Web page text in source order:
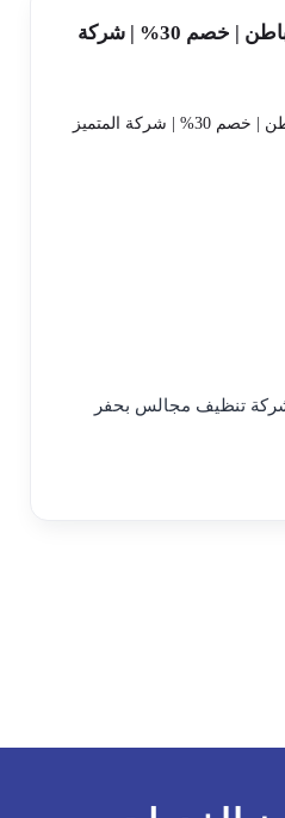
تنظيف مجالس بحفر الباطن | خصم 30% | شركة
تنظيف مجالس بحفر